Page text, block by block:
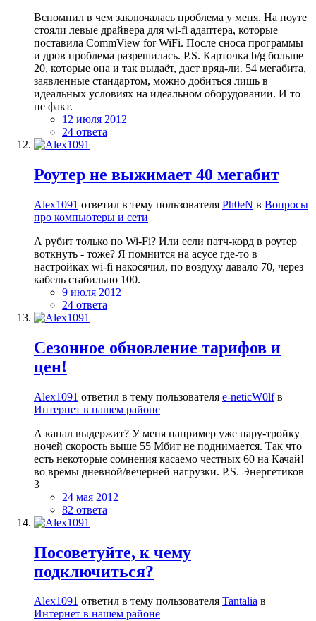
Вспомнил в чем заключалась проблема у меня. На ноуте
стояли левые драйвера для wi-fi адаптера, которые
поставила CommView for WiFi. После сноса программы
и дров проблема разрешилась. P.S. Карточка b/g больше
20, которые она и так выдаёт, даст вряд-ли. 54 мегабита,
заявленные стандартом, можно добиться лишь в
идеальных условиях на идеальном оборудовании. И то
не факт.
12 июля 2012
24 ответа
Роутер не выжимает 40 мегабит
Alex1091 ответил в тему пользователя Ph0eN в Вопросы
про компьютеры и сети
А рубит только по Wi-Fi? Или если патч-корд в роутер
воткнуть - тоже? Я помнится на асусе где-то в
настройках wi-fi накосячил, по воздуху давало 70, через
кабель стабильно 100.
9 июля 2012
24 ответа
Сезонное обновление тарифов и
цен!
Alex1091 ответил в тему пользователя e-neticW0lfв
Интернет в нашем районе
А канал выдержит? У меня например уже пару-тройку
ночей скорость выше 55 Мбит не поднимается. Так что
есть некоторые сомнения касаемо честных 60 на Качай!
во времы дневной/вечерней нагрузки. P.S. Энергетиков
3
24 мая 2012
82 ответа
Посоветуйте, к чему
подключиться?
Alex1091 ответил в тему пользователя Tantalia в
Интернет в нашем районе